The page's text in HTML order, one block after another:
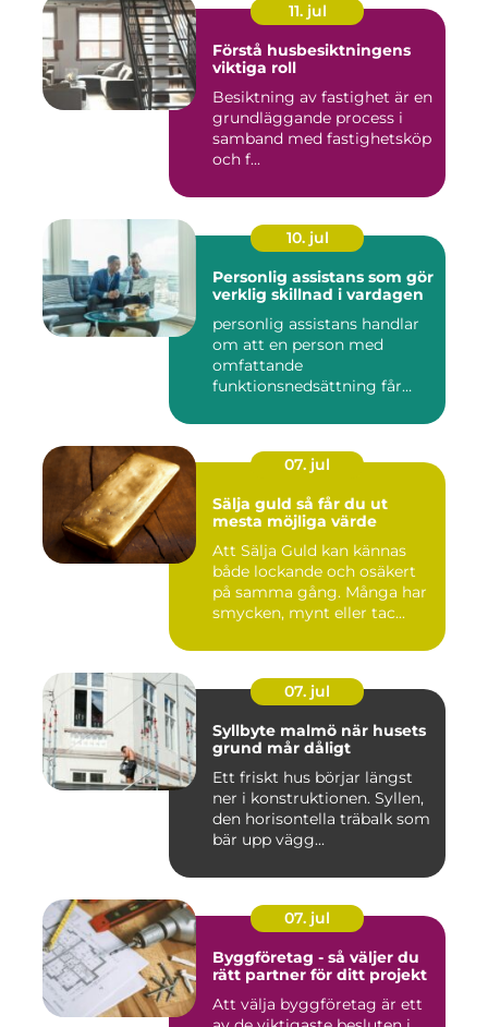
11. jul
Förstå husbesiktningens
viktiga roll
Besiktning av fastighet är en
grundläggande process i
samband med fastighetsköp
och f...
10. jul
Personlig assistans som gör
verklig skillnad i vardagen
personlig assistans handlar
om att en person med
omfattande
funktionsnedsättning får
07. jul
Sälja guld så får du ut
mesta möjliga värde
Att Sälja Guld kan kännas
både lockande och osäkert
på samma gång. Många har
smycken, mynt eller tac...
07. jul
Syllbyte malmö när husets
grund mår dåligt
Ett friskt hus börjar längst
ner i konstruktionen. Syllen,
den horisontella träbalk som
bär upp vägg...
07. jul
Byggföretag - så väljer du
rätt partner för ditt projekt
Att välja byggföretag är ett